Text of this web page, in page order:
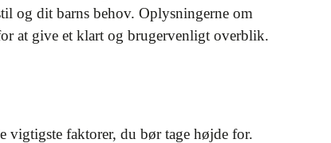
og dit barns behov. Oplysningerne om
at give et klart og brugervenligt overblik.
vigtigste faktorer, du bør tage højde for.